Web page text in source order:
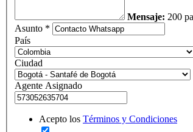
Mensaje: 200
Asunto *
País
Ciudad
Agente Asignado
Acepto los Términos y Condiciones